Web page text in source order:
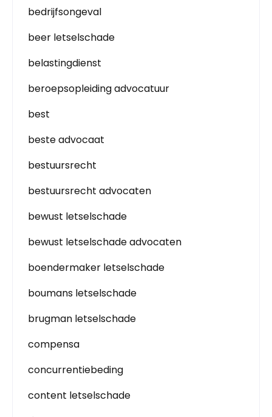
bedrijfsongeval
beer letselschade
belastingdienst
beroepsopleiding advocatuur
best
beste advocaat
bestuursrecht
bestuursrecht advocaten
bewust letselschade
bewust letselschade advocaten
boendermaker letselschade
boumans letselschade
brugman letselschade
compensa
concurrentiebeding
content letselschade